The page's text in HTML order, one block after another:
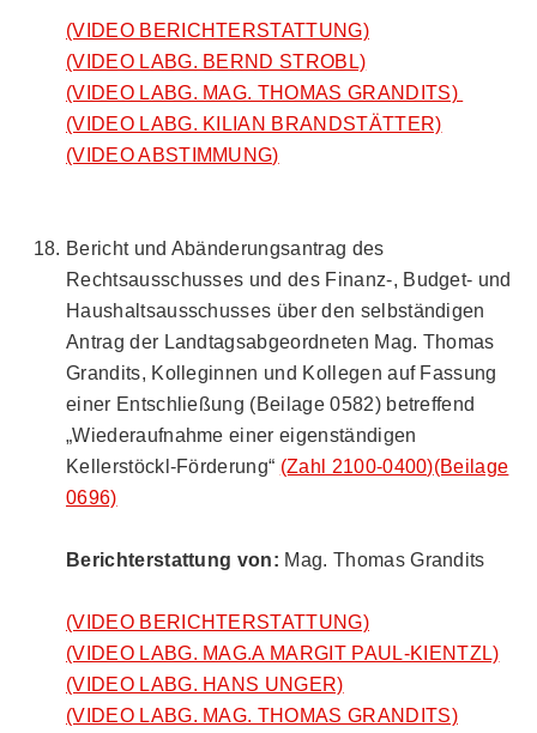
(VIDEO BERICHTERSTATTUNG)
(VIDEO LABG. BERND STROBL)
(VIDEO LABG. MAG. THOMAS GRANDITS) ​​​​​​​
(VIDEO LABG. KILIAN BRANDSTÄTTER)
(VIDEO ABSTIMMUNG)
Bericht und Abänderungsantrag des
Rechtsausschusses und des Finanz-, Budget- und
Haushaltsausschusses über den selbständigen
Antrag der Landtagsabgeordneten Mag. Thomas
Grandits, Kolleginnen und Kollegen auf Fassung
einer Entschließung (Beilage 0582) betreffend
„Wiederaufnahme einer eigenständigen
Kellerstöckl-Förderung“ (Zahl 2100-0400)(Beilage
0696)
Berichterstattung von: Mag. Thomas Grandits
(VIDEO BERICHTERSTATTUNG)
(VIDEO LABG. MAG.A MARGIT PAUL-KIENTZL)
(VIDEO LABG. HANS UNGER)
(VIDEO LABG. MAG. THOMAS GRANDITS)